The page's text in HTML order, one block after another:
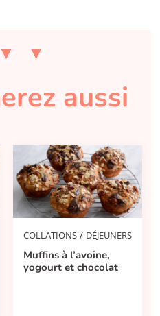
aussi
COLLATIONS / DÉJEUNERS
Muffins à l’avoine,
yogourt et chocolat